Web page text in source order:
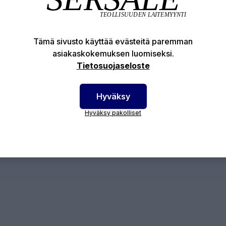
Tuotekuvaus Tekniset edut
huppu neppareilla
huppu on valmistettu Suomessa ja 100%
Tämä sivusto käyttää evästeitä paremman
asiakaskokemuksen luomiseksi.
Tietosuojaseloste
Hyväksy
Hyväksy pakolliset